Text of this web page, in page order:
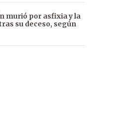
murió por asfixia y la
su deceso, según